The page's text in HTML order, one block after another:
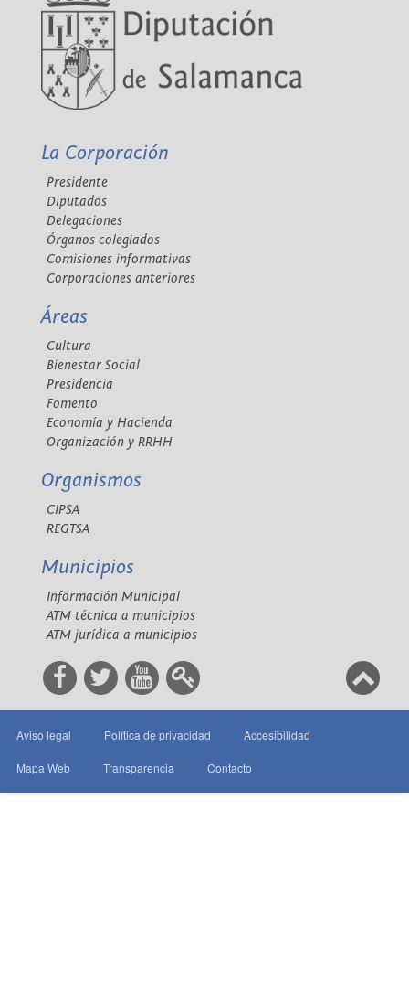
La Corporación
Presidente
Diputados
Delegaciones
Órganos colegiados
Comisiones informativas
Corporaciones anteriores
Áreas
Cultura
Bienestar Social
Presidencia
Fomento
Economía y Hacienda
Organización y RRHH
Organismos
CIPSA
REGTSA
Municipios
Información Municipal
ATM técnica a municipios
ATM jurídica a municipios
Aviso legal Política de privacidad Accesibilidad
Mapa Web Transparencia Contacto